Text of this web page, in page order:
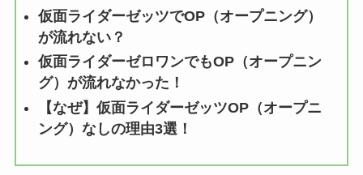
仮面ライダーゼッツでOP（オープニング）
が流れない？
仮面ライダーゼロワンでもOP（オープニン
グ）が流れなかった！
【なぜ】仮面ライダーゼッツOP（オープニ
ング）なしの理由3選！